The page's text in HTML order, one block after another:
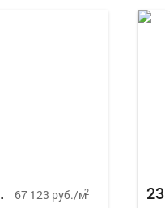
67 123 руб./м2